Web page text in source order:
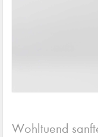
Wohltuend